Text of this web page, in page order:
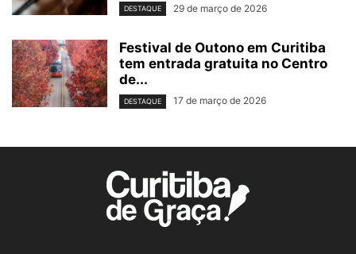
DESTAQUE 29 de março de 2026
Festival de Outono em Curitiba
tem entrada gratuita no Centro
de...
DESTAQUE 17 de março de 2026